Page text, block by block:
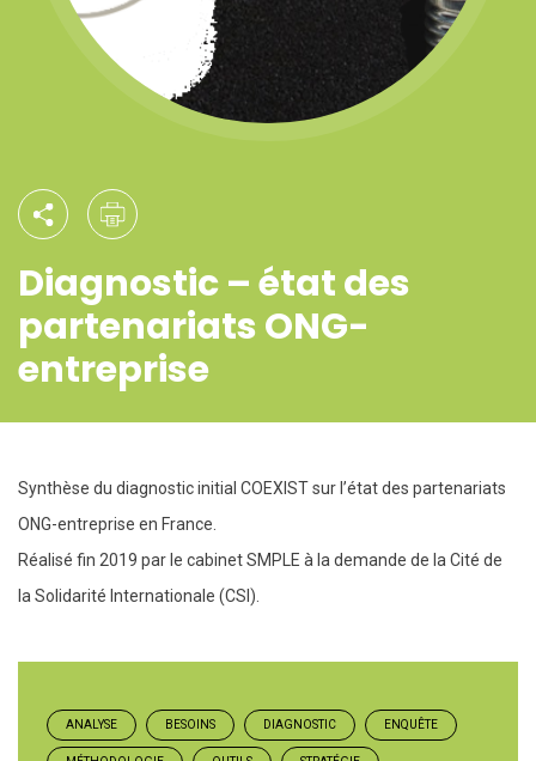
Diagnostic – état des
partenariats ONG-
entreprise
Synthèse du diagnostic initial COEXIST sur l’état des partenariats
ONG-entreprise en France.
Réalisé fin 2019 par le cabinet SMPLE à la demande de la Cité de
la Solidarité Internationale (CSI).
ANALYSE BESOINS DIAGNOSTIC ENQUÊTE